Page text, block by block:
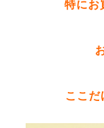
特にお
ここだ